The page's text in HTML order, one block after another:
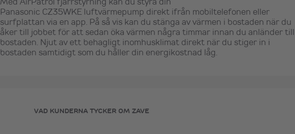
Panasonic CZ35WKE luftvärmepump direkt ifrån mobiltelefonen eller
surfplattan via en app. På så vis kan du stänga av värmen i bostaden när du
åker till jobbet för att sedan öka värmen några timmar innan du anländer till
bostaden. Njut av ett behagligt inomhusklimat direkt när du stiger in i
bostaden samtidigt som du håller din energikostnad låg.
VAD KUNDERNA TYCKER OM ZAVE